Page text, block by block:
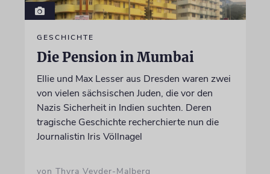
GESCHICHTE
Die Pension in Mumbai
Ellie und Max Lesser aus Dresden waren zwei
von vielen sächsischen Juden, die vor den
Nazis Sicherheit in Indien suchten. Deren
tragische Geschichte recherchierte nun die
Journalistin Iris Völlnagel
von Thyra Veyder-Malberg